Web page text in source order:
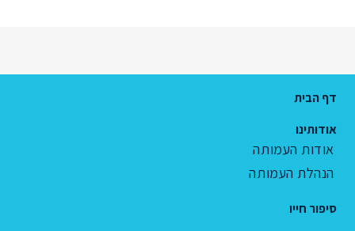
דף הבית
אודותינו
אודות העמותה
הנהלת העמותה
סיפור חייו